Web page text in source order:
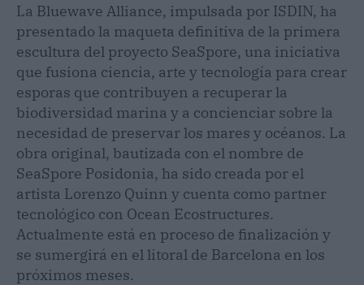
La Bluewave Alliance, impulsada por ISDIN, ha
presentado la maqueta definitiva de la primera
escultura del proyecto SeaSpore, una iniciativa
que fusiona ciencia, arte y tecnología para crear
esporas que contribuyen a recuperar la
biodiversidad marina y a concienciar sobre la
necesidad de preservar los mares y océanos. La
obra original, bautizada con el nombre de
SeaSpore Posidonia, ha sido creada por el
artista Lorenzo Quinn y cuenta como partner
tecnológico con Ocean Ecostructures.
Actualmente está en proceso de finalización y
se sumergirá en el litoral de Barcelona en los
próximos meses.